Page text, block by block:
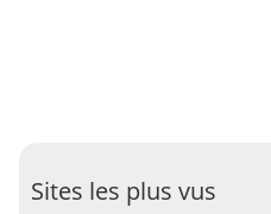
Sites les plus vus